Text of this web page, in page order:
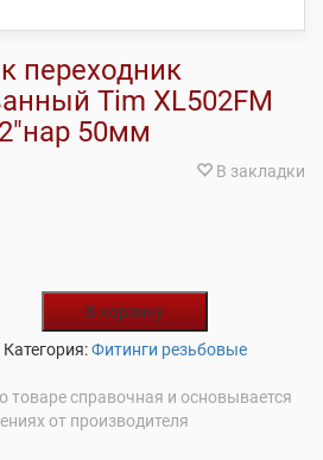
переходник
Tim ХL502FM
50мм
В закладки
В корзину
Категория:Фитинги резьбовые
товаре справочная и основывается
от производителя